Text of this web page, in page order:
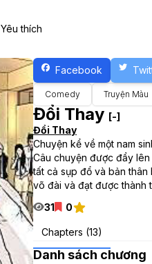
Yêu thích
Facebook
Comedy Truyện Màu
Đổi Thay [-]
Đổi Thay
Chuyện kể về một nam
Câu chuyện được đẩy
tất cả sụp đổ và bản
võ đài và đạt được thành
31
0
Chapters (13)
Danh sách chương